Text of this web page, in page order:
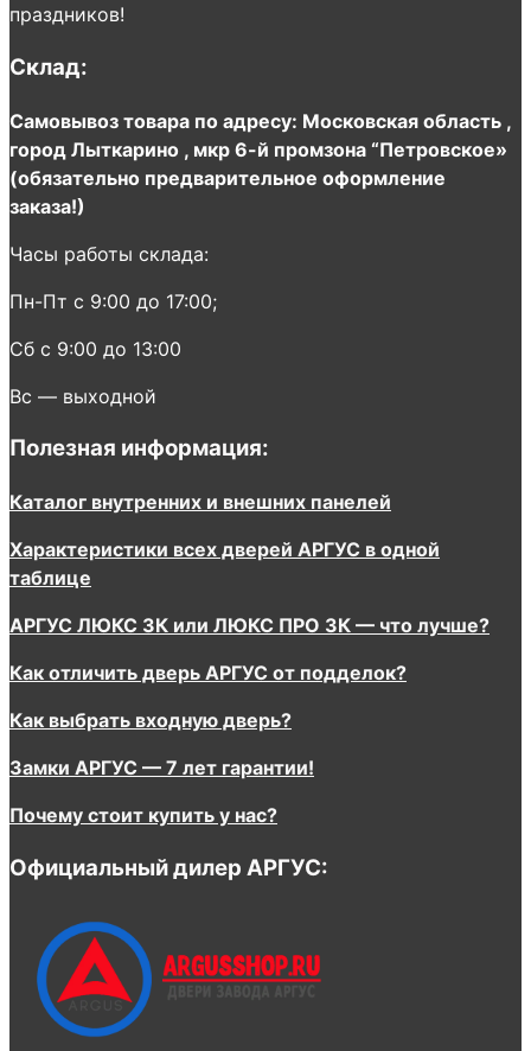
праздников!
Склад:
Самовывоз товара по адресу: Московская область ,
город Лыткарино , мкр 6-й промзона “Петровское»
(обязательно предварительное оформление
заказа!)
Часы работы склада:
Пн-Пт с 9:00 до 17:00;
Сб с 9:00 до 13:00
Вс — выходной
Полезная информация:
Каталог внутренних и внешних панелей
Характеристики всех дверей АРГУС в одной
таблице
АРГУС ЛЮКС 3К или ЛЮКС ПРО 3К — что лучше?
Как отличить дверь АРГУС от подделок?
Как выбрать входную дверь?
Замки АРГУС — 7 лет гарантии!
Почему стоит купить у нас?
Официальный дилер АРГУС: